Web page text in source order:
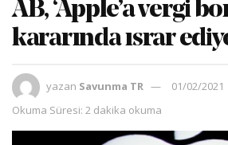
AB, ‘Apple’a vergi
kararında ısrar
yazan Savunma TR
01/02/2021
Okuma Süresi: 2 dakika okuma